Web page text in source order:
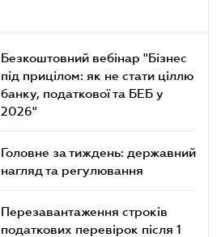
Безкоштовний вебінар "Бізнес
під прицілом: як не стати ціллю
банку, податкової та БЕБ у
2026"
Головне за тиждень: державний
нагляд та регулювання
Перезавантаження строків
податкових перевірок після 1